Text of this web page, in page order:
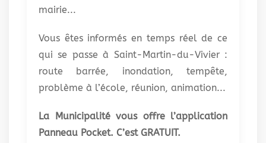
mairie...
Vous êtes informés en temps réel de ce
qui se passe à Saint-Martin-du-Vivier :
route barrée, inondation, tempête,
problème à l’école, réunion, animation...
La Municipalité vous offre l’application
Panneau Pocket. C’est GRATUIT.